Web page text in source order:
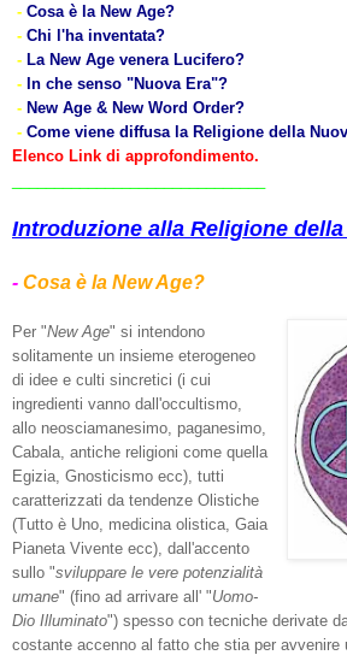
- Cosa è la New Age?
- Chi l'ha inventata?
- La New Age venera Lucifero?
- In che senso "Nuova Era"?
- New Age & New Word Order?
- Come viene diffusa la Religione della
Elenco Link di approfondimento.
Introduzione alla Religione
- Cosa è la New Age?
Per "New Age" si intendono
solitamente un insieme eterogeneo
di idee e culti sincretici (i cui
ingredienti vanno dall'occultismo,
allo neosciamanesimo, paganesimo,
Cabala, antiche religioni come quella
Egizia, Gnosticismo ecc), tutti
caratterizzati da tendenze Olistiche
(Tutto è Uno, medicina olistica, Gaia
Pianeta Vivente ecc), dall'accento
sullo "sviluppare le vere potenzialità
umane" (fino ad arrivare all' "Uomo-
Dio Illuminato") spesso con tecniche derivate
costante accenno al fatto che stia per avvenire